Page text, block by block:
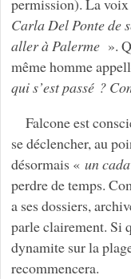
permission). La
Carla Del Ponte de
aller à Palerme ».
même homme
qui s’est passé ?
Falcone est
se déclencher, au
désormais « un
perdre de temps.
a ses dossiers,
parle clairement. Si
dynamite sur la
recommencera.